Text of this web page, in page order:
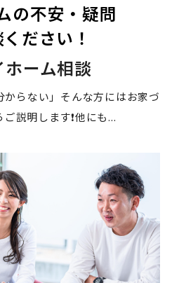
の不安・疑問
ださい！
ホーム相談
からない」そんな方にはお家づ
説明します❗他にも...